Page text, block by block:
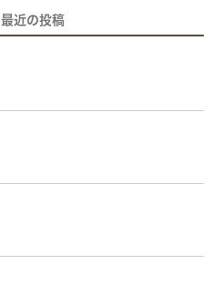
最近の投稿